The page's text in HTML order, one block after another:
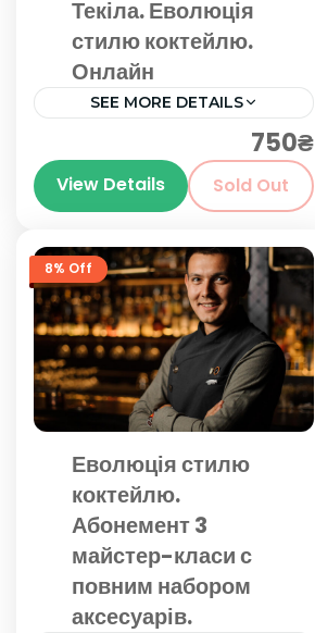
Текіла. Еволюція
стилю коктейлю.
Онлайн
SEE MORE DETAILS
750₴
View Details Sold Out
8% Off
Еволюція стилю
коктейлю.
Абонемент 3
майстер-класи с
повним набором
аксесуарів.